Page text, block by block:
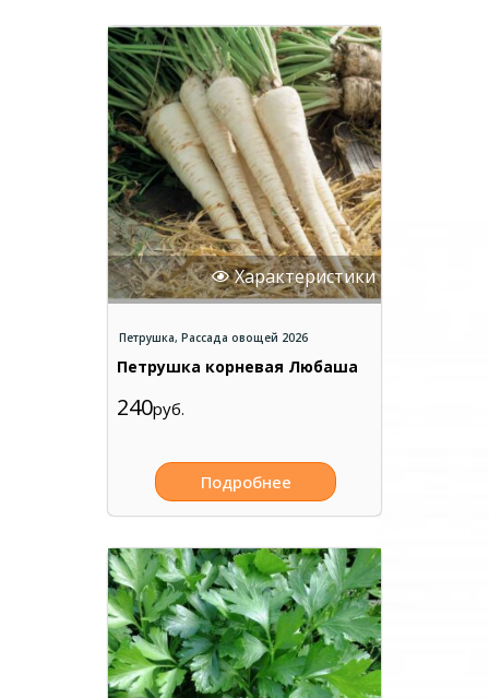
Характеристики
Петрушка, Рассада овощей 2026
Петрушка корневая Любаша
240руб.
Подробнее